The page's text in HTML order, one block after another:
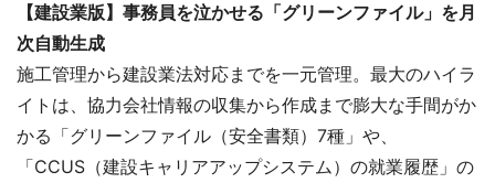
【建設業版】事務員を泣かせる「グリーンファイル」を月
次自動生成
施工管理から建設業法対応までを一元管理。最大のハイラ
イトは、協力会社情報の収集から作成まで膨大な手間がか
かる「グリーンファイル（安全書類）7種」や、
「CCUS（建設キャリアアップシステム）の就業履歴」の